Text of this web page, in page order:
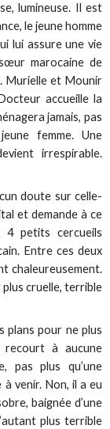
lumineuse. Il est
le jeune homme
lui assure une vie
marocaine de
Murielle et Mounir
accueille la
jamais, pas
femme. Une
irrespirable.
doute sur celle-
et demande à ce
4 petits cercueils
Entre ces deux
chaleureusement.
plus cruelle, terrible
plans pour ne plus
recourt à aucune
pas plus qu’une
venir. Non, il a eu
baignée d’une
plus terrible